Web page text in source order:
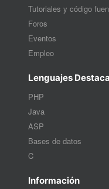
Tutoriales y código
Foros
Eventos
Empleo
Lenguajes
PHP
Java
ASP
Bases de datos
C
Información